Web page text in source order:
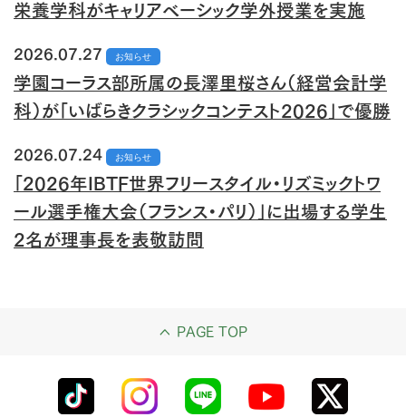
栄養学科がキャリアベーシック学外授業を実施
2026.07.27 お知らせ
学園コーラス部所属の長澤里桜さん（経営会計学
科）が「いばらきクラシックコンテスト2026」で優勝
2026.07.24 お知らせ
「2026年IBTF世界フリースタイル・リズミックトワ
ール選手権大会（フランス・パリ）」に出場する学生
2名が理事長を表敬訪問
PAGE TOP